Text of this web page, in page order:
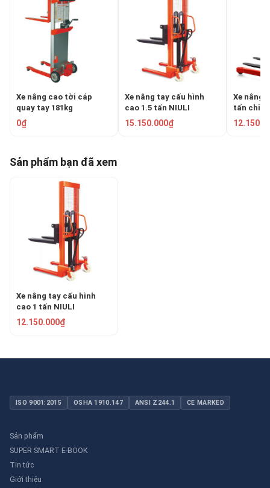
Xe nâng cao tời cáp
quay tay 181kg
NOBLELIFT WFH-181
0₫
Xe nâng tay cấu hình
cao 1.5 tấn NIULI
CTYE1516
15.150.000₫
Xe nâng
tấn
1600mm
Sản phẩm bạn đã xem
Xe nâng tay cấu hình
cao 1 tấn NIULI
CTYE1016
12.150.000₫
ISO 9001:2015 OSHA 1910.147 ANSI Z244.1 CE MARKED
Sản phẩm
SUPER SMART E-BOOK
Tin tức
Giới thiệu